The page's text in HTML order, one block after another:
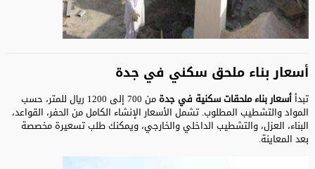
أسعار بناء ملحق سكني في جدة
تبدأأسعار بناء ملحقات سكنية في جدة من 700 إلى 1200 ريال للمتر، حسب
المواد والتشطيب المطلوب. تشمل الأسعار الإنشاء الكامل من الحفر، القواعد،
البناء، العزل، والتشطيب الداخلي والخارجي، ويمكنك طلب تسعيرة مخصصة
بعد المعاينة.